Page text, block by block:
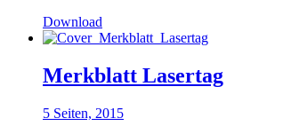
Download
Merkblatt Lasertag
5 Seiten, 2015